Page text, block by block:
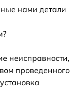
нами детали
неисправности,
проведенного